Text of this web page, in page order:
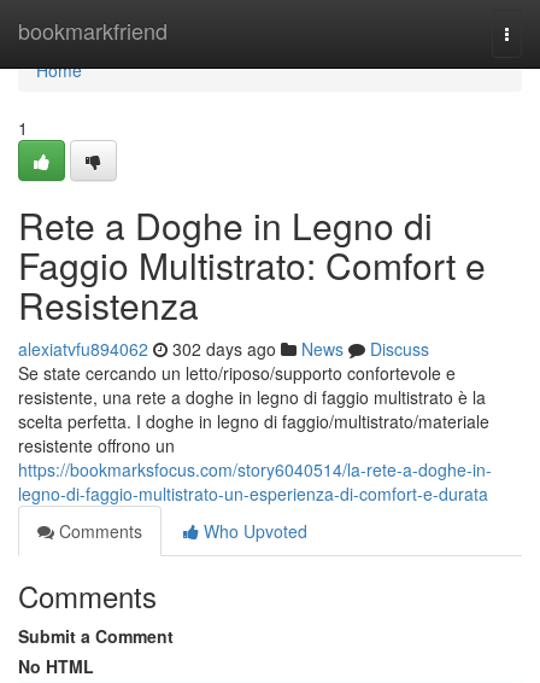
bookmarkfriend
Home
Home
1
Rete a Doghe in Legno di
Faggio Multistrato: Comfort e
Resistenza
alexiatvfu894062 302 days ago News
Discuss
Se state cercando un letto/riposo/supporto confortevole e
resistente, una rete a doghe in legno di faggio multistrato è la
scelta perfetta. I doghe in legno di faggio/multistrato/materiale
resistente offrono un
https://bookmarksfocus.com/story6040514/la-rete-a-doghe-in-
legno-di-faggio-multistrato-un-esperienza-di-comfort-e-durata
Comments
Who Upvoted
Comments
Submit a Comment
No HTML